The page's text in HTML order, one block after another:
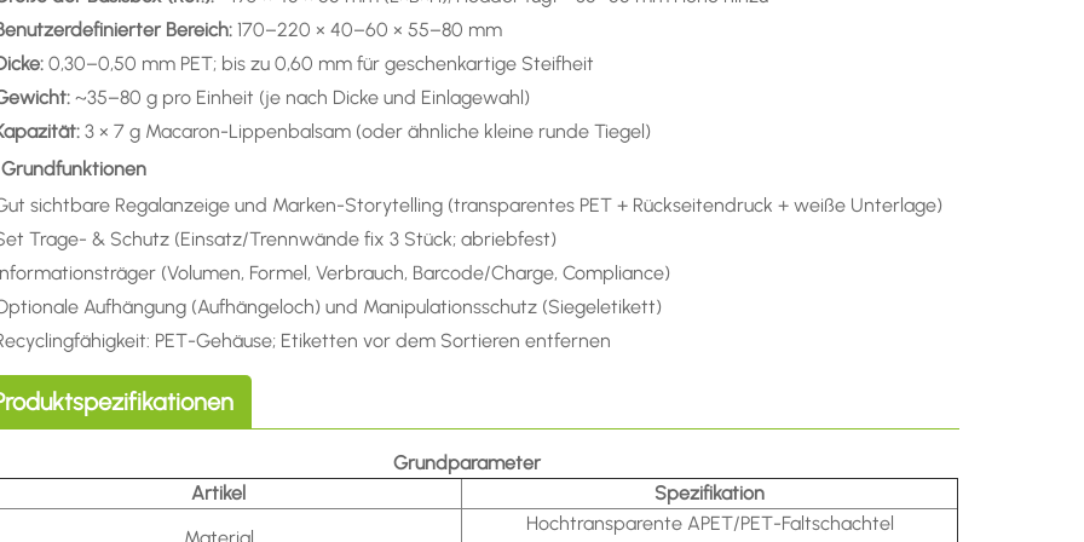
Bereich: 170–220 × 40–60 × 55–80 mm
0,30–0,50 mm PET; bis zu 0,60 mm für geschenkartige Steifheit
~35–80 g pro Einheit (je nach Dicke und Einlagewahl)
3 × 7 g Macaron-Lippenbalsam (oder ähnliche kleine runde Tiegel)
sichtbare Regalanzeige und Marken-Storytelling (transparentes PET + Rückseitendruck + weiße Unterlage)
Trage- & Schutz (Einsatz/Trennwände fix 3 Stück; abriebfest)
(Volumen, Formel, Verbrauch, Barcode/Charge, Compliance)
Aufhängung (Aufhängeloch) und Manipulationsschutz (Siegeletikett)
PET-Gehäuse; Etiketten vor dem Sortieren entfernen
Grundparameter
Artikel
Spezifikation
Hochtransparente APET/PET-Faltschachtel